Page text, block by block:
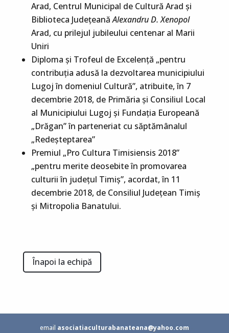
Arad, Centrul Municipal de Cultură Arad și
Biblioteca JudețeanăAlexandru D. Xenopol
Arad, cu prilejul jubileului centenar al Marii
Uniri
Diploma și Trofeul de Excelență „pentru
contribuția adusă la dezvoltarea municipiului
Lugoj în domeniul Cultură”, atribuite, în 7
decembrie 2018, de Primăria și Consiliul Local
al Municipiului Lugoj și Fundația Europeană
„Drăgan” în parteneriat cu săptămânalul
„Redeșteptarea”
Premiul „Pro Cultura Timisiensis 2018”
„pentru merite deosebite în promovarea
culturii în județul Timiș”, acordat, în 11
decembrie 2018, de Consiliul Județean Timiș
și Mitropolia Banatului.
Înapoi la echipă
email asociatiaculturabanateana@yahoo.com